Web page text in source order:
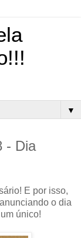
▼
- Dia
E por isso,
o dia
único!